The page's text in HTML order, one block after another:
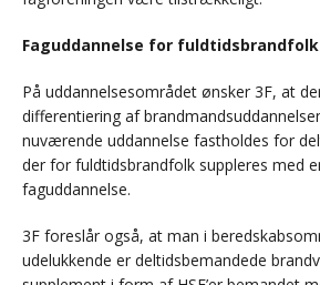
Faguddannelse for fuldtidsbrandfolk
På uddannelsesområdet ønsker 3F, at
differentiering af
nuværende uddannelse fastholdes for
der for fuldtidsbrandfolk suppleres med
faguddannelse.
3F foreslår også, at man i
udelukkende er deltidsbemandede